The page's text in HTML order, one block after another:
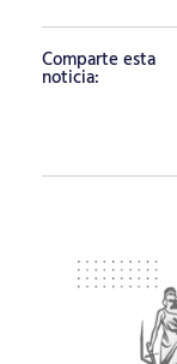
Comparte esta
noticia: